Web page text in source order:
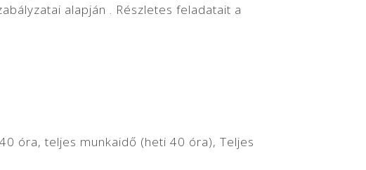
alapján . Részletes feladatait a
óra, teljes munkaidő (heti 40 óra), Teljes